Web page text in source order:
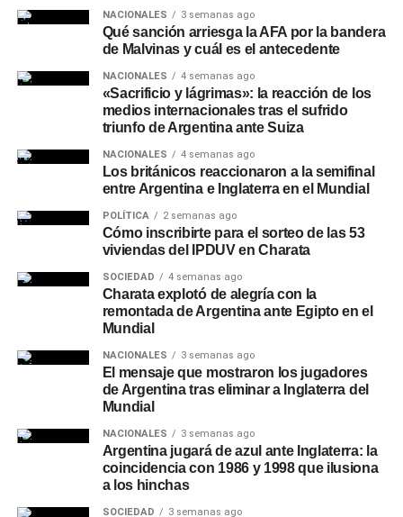
NACIONALES 3 semanas ago
Qué sanción arriesga la AFA por la bandera
de Malvinas y cuál es el antecedente
NACIONALES 4 semanas ago
«Sacrificio y lágrimas»: la reacción de los
medios internacionales tras el sufrido
triunfo de Argentina ante Suiza
NACIONALES 4 semanas ago
Los británicos reaccionaron a la semifinal
entre Argentina e Inglaterra en el Mundial
POLÍTICA 2 semanas ago
Cómo inscribirte para el sorteo de las 53
viviendas del IPDUV en Charata
SOCIEDAD 4 semanas ago
Charata explotó de alegría con la
remontada de Argentina ante Egipto en el
Mundial
NACIONALES 3 semanas ago
El mensaje que mostraron los jugadores
de Argentina tras eliminar a Inglaterra del
Mundial
NACIONALES 3 semanas ago
Argentina jugará de azul ante Inglaterra: la
coincidencia con 1986 y 1998 que ilusiona
a los hinchas
SOCIEDAD 3 semanas ago